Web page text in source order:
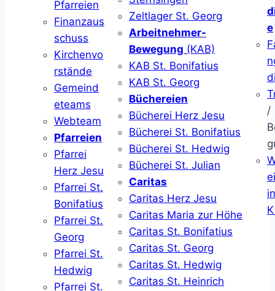
Pfarreien
Finanzaus
schuss
Kirchenvo
rstände
Gemeind
eteams
Webteam
Pfarreien
Pfarrei
Herz Jesu
Pfarrei St.
Bonifatius
Pfarrei St.
Georg
Pfarrei St.
Hedwig
Pfarrei St.
Zeltlager St. Georg
Arbeitnehmer-
Bewegung (KAB)
KAB St. Bonifatius
KAB St. Georg
Büchereien
Bücherei Herz Jesu
Bücherei St. Bonifatius
Bücherei St. Hedwig
Bücherei St. Julian
Caritas
Caritas Herz Jesu
Caritas Maria zur Höhe
Caritas St. Bonifatius
Caritas St. Georg
Caritas St. Hedwig
Caritas St. Heinrich
e
/